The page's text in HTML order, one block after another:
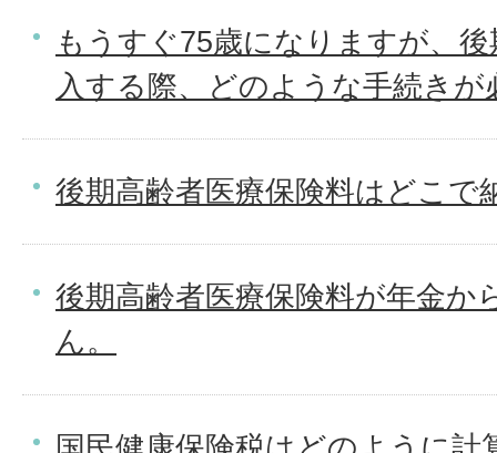
もうすぐ75歳になりますが、
入する際、どのような手続きが
後期高齢者医療保険料はどこで
後期高齢者医療保険料が年金か
ん。